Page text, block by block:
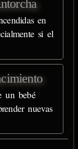
en
si el
un bebé
nuevas